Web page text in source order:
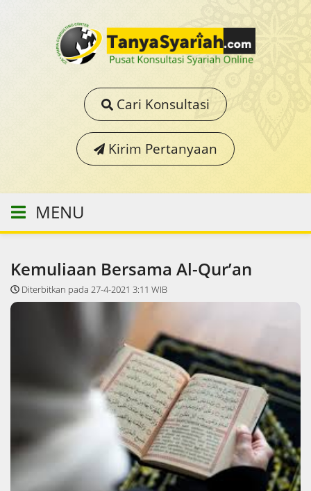
Cari Konsultasi
Kirim Pertanyaan
MENU
Kemuliaan Bersama Al-Qur’an
Diterbitkan pada 27-4-2021 3:11 WIB